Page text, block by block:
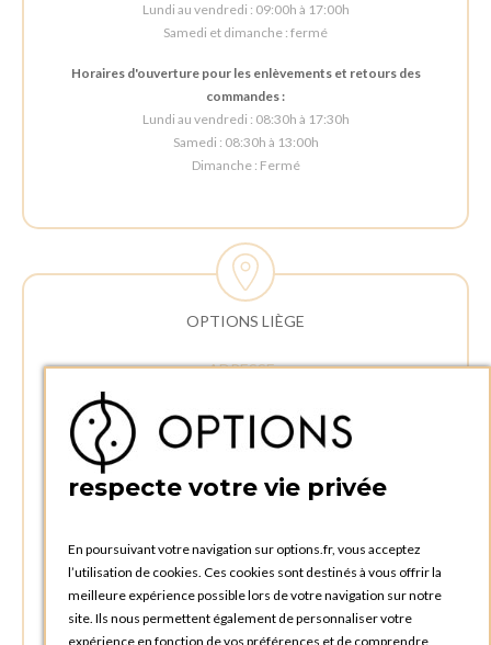
Lundi au vendredi : 09:00h à 17:00h
Samedi et dimanche : fermé
Horaires d'ouverture pour les enlèvements et retours des
commandes :
Lundi au vendredi : 08:30h à 17:30h
Samedi : 08:30h à 13:00h
Dimanche : Fermé
OPTIONS LIÈGE
ADRESSE :
4340 AWANS (Othée)
BELGIQUE
TÉLÉPHONE :
HEURES D'OUVERTURES
Horaires d'ouverture du Service Commercial :
Lundi au vendredi : 09:00h à 17:00h
respecte votre vie privée
En poursuivant votre navigation sur options.fr, vous acceptez
l’utilisation de cookies. Ces cookies sont destinés à vous offrir la
meilleure expérience possible lors de votre navigation sur notre
site. Ils nous permettent également de personnaliser votre
expérience en fonction de vos préférences et de comprendre